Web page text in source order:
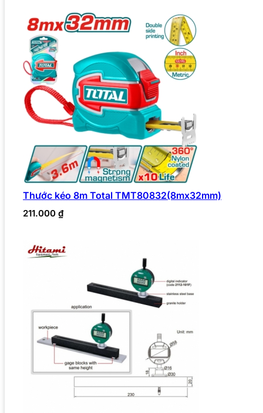
Thước kéo 8m Total TMT80832(8mx32mm)
211.000 ₫